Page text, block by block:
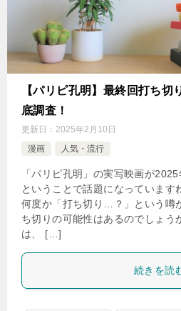
【パリピ孔明】最終回打ち切
底調査！
更新日： 2025年2月10日
漫画
人気・流行
「パリピ孔明」の実写映画が
ということで話題になっています
何度か「打ち切り…？」という噂
ち切りの可能性はあるのでしょ
は、 […]
続きを読